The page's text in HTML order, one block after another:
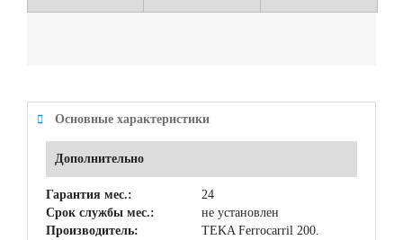
Основные характеристики
Дополнительно
Гарантия мес.:
24
Срок службы мес.:
не установлен
Производитель:
TEKA Ferrocarril 200.